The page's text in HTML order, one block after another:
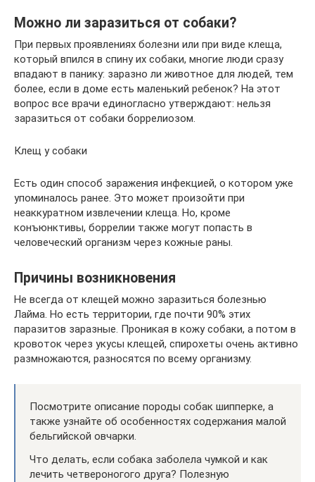
Можно ли заразиться от собаки?
При первых проявлениях болезни или при виде клеща,
который впился в спину их собаки, многие люди сразу
впадают в панику: заразно ли животное для людей, тем
более, если в доме есть маленький ребенок? На этот
вопрос все врачи единогласно утверждают: нельзя
заразиться от собаки боррелиозом.
Клещ у собаки
Есть один способ заражения инфекцией, о котором уже
упоминалось ранее. Это может произойти при
неаккуратном извлечении клеща. Но, кроме
конъюнктивы, боррелии также могут попасть в
человеческий организм через кожные раны.
Причины возникновения
Не всегда от клещей можно заразиться болезнью
Лайма. Но есть территории, где почти 90% этих
паразитов заразные. Проникая в кожу собаки, а потом в
кровоток через укусы клещей, спирохеты очень активно
размножаются, разносятся по всему организму.
Посмотрите описание породы собак шипперке, а
также узнайте об особенностях содержания малой
бельгийской овчарки.
Что делать, если собака заболела чумкой и как
лечить четвероногого друга? Полезную